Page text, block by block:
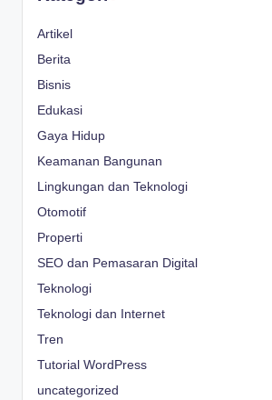
Artikel
Berita
Bisnis
Edukasi
Gaya Hidup
Keamanan Bangunan
Lingkungan dan Teknologi
Otomotif
Properti
SEO dan Pemasaran Digital
Teknologi
Teknologi dan Internet
Tren
Tutorial WordPress
uncategorized